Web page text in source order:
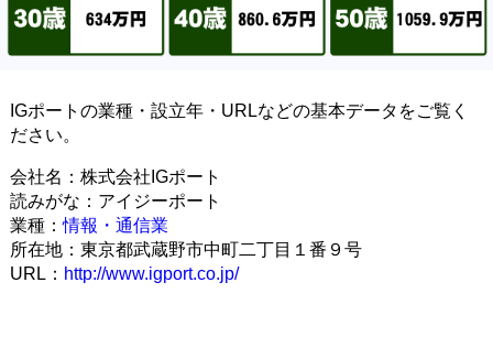
IGポートの業種・設立年・URLなどの基本データをご覧く
ださい。
会社名：株式会社IGポート
読みがな：アイジーポート
業種：情報・通信業
所在地：東京都武蔵野市中町二丁目１番９号
URL： http://www.igport.co.jp/